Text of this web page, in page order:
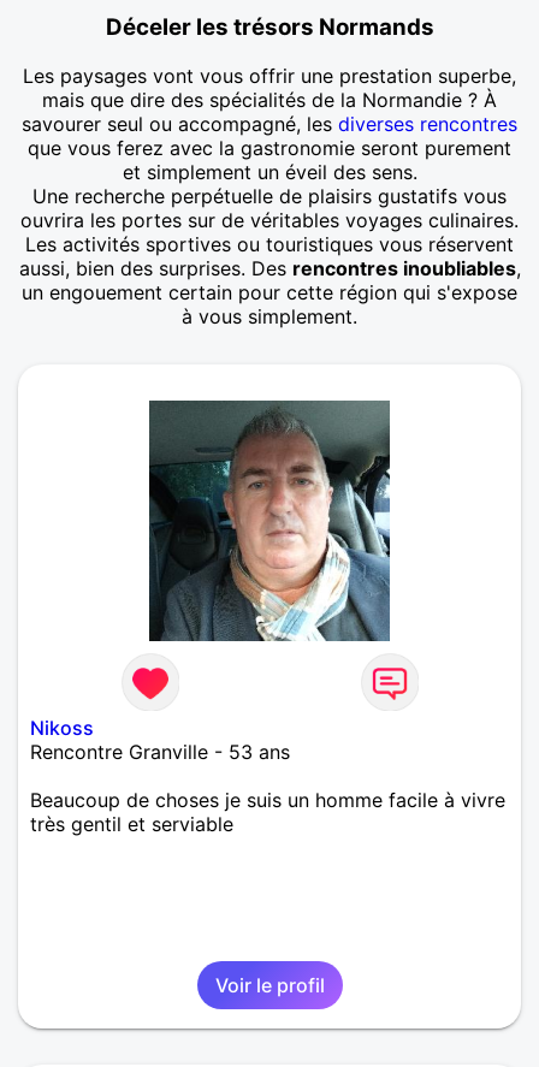
Déceler les trésors Normands
Les paysages vont vous offrir une prestation superbe,
mais que dire des spécialités de la Normandie ? À
savourer seul ou accompagné, les diverses rencontres
que vous ferez avec la gastronomie seront purement
et simplement un éveil des sens.
Une recherche perpétuelle de plaisirs gustatifs vous
ouvrira les portes sur de véritables voyages culinaires.
Les activités sportives ou touristiques vous réservent
aussi, bien des surprises. Des rencontres inoubliables,
un engouement certain pour cette région qui s'expose
à vous simplement.
Nikoss
Rencontre Granville - 53 ans
Beaucoup de choses je suis un homme facile à vivre
très gentil et serviable
Voir le profil